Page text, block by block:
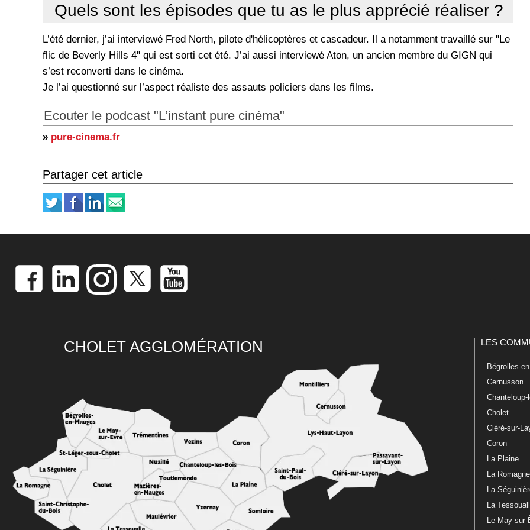
Quels sont les épisodes que tu as le plus apprécié réaliser ?
L’été dernier, j’ai interviewé Fred North, pilote d'hélicoptères et cascadeur. Il a notamment travaillé sur "Le
flic de Beverly Hills 4" qui est sorti cet été. J’ai aussi interviewé Aton, un ancien membre du GIGN qui
s’est reconverti dans le cinéma.
Je l’ai questionné sur l’aspect réaliste des assauts policiers dans les films.
Ecouter le podcast "L’instant pure cinéma"
» pure-cinema.fr
Partager cet article
CHOLET AGGLOMÉRATION LES
Bégrolles-
Cernusson
Chanteloup-
Cholet
Cléré-sur-
Coron
La Plaine
La Romagne
La
La
Le May-sur-